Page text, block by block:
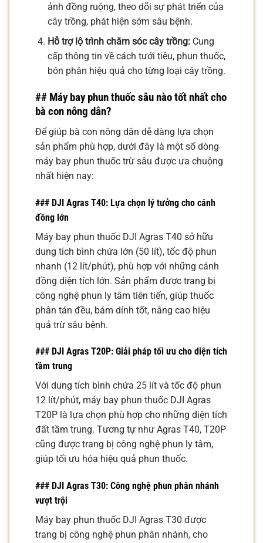
ảnh đồng ruộng, theo dõi sự phát triển của
cây trồng, phát hiện sớm sâu bệnh.
Hỗ trợ lộ trình chăm sóc cây trồng:Cung
cấp thông tin về cách tưới tiêu, phun thuốc,
bón phân hiệu quả cho từng loại cây trồng.
## Máy bay phun thuốc sâu nào tốt nhất cho
bà con nông dân?
Để giúp bà con nông dân dễ dàng lựa chọn
sản phẩm phù hợp, dưới đây là một số dòng
máy bay phun thuốc trừ sâu được ưa chuộng
nhất hiện nay:
### DJI Agras T40: Lựa chọn lý tưởng cho cánh
đồng lớn
Máy bay phun thuốc DJI Agras T40 sở hữu
dung tích bình chứa lớn (50 lít), tốc độ phun
nhanh (12 lít/phút), phù hợp với những cánh
đồng diện tích lớn. Sản phẩm được trang bị
công nghệ phun ly tâm tiên tiến, giúp thuốc
phân tán đều, bám dính tốt, nâng cao hiệu
quả trừ sâu bệnh.
### DJI Agras T20P: Giải pháp tối ưu cho diện tích
tầm trung
Với dung tích bình chứa 25 lít và tốc độ phun
12 lít/phút, máy bay phun thuốc DJI Agras
T20P là lựa chọn phù hợp cho những diện tích
đất tầm trung. Tương tự như Agras T40, T20P
cũng được trang bị công nghệ phun ly tâm,
giúp tối ưu hóa hiệu quả phun thuốc.
### DJI Agras T30: Công nghệ phun phân nhánh
vượt trội
Máy bay phun thuốc DJI Agras T30 được
trang bị công nghệ phun phân nhánh, cho